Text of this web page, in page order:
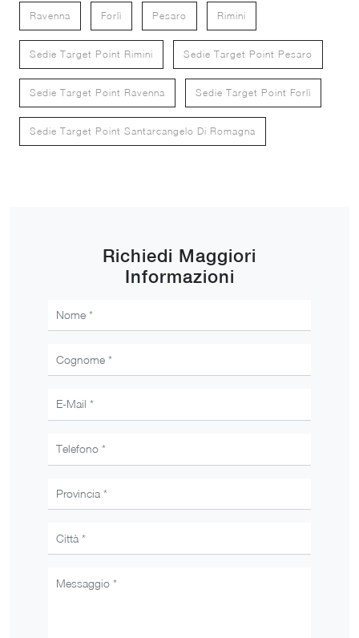
Ravenna Forlì Pesaro Rimini
Sedie Target Point Rimini Sedie Target Point Pesaro
Sedie Target Point Ravenna Sedie Target Point Forlì
Sedie Target Point Santarcangelo Di Romagna
Richiedi Maggiori
Informazioni